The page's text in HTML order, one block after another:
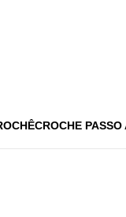
CROCHE PASSO